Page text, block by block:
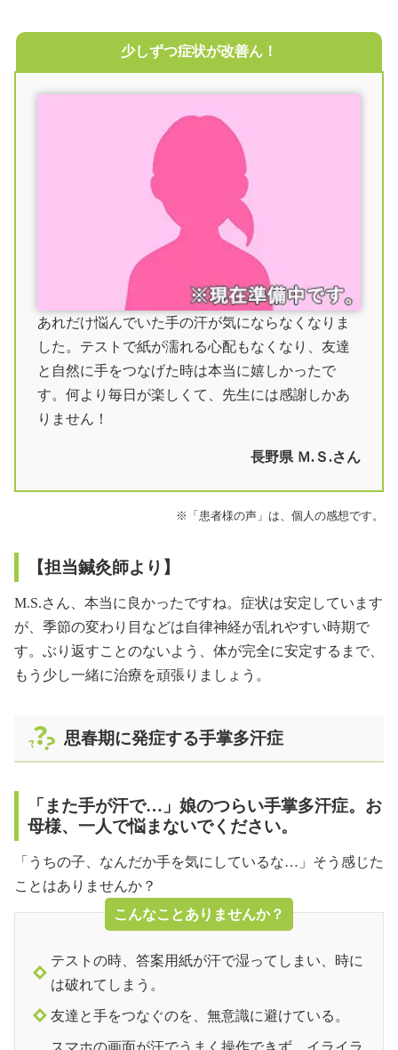
具体的な治療の流れと期間について
もう一度、あの笑顔を取り戻すために
手掌多汗症と鍼治療に関する よくあるご質問
北海道・東北からのルート案内
関東からのルート案内
北陸方面からのルート案内
関西方面からのルート案内
九州方面からのルート案内
宿泊して治療を受けられる方へ
著者情報
少しずつ症状が改善ん！
あれだけ悩んでいた手の汗が気にならなくなりま
した。テストで紙が濡れる心配もなくなり、友達
と自然に手をつなげた時は本当に嬉しかったで
す。何より毎日が楽しくて、先生には感謝しかあ
りません！
長野県 Ｍ.Ｓ.さん
※「患者様の声」は、個人の感想です。
【担当鍼灸師より】
M.S.さん、本当に良かったですね。症状は安定しています
が、季節の変わり目などは自律神経が乱れやすい時期で
す。ぶり返すことのないよう、体が完全に安定するまで、
もう少し一緒に治療を頑張りましょう。
思春期に発症する手掌多汗症
「また手が汗で…」娘のつらい手掌多汗症。お
母様、一人で悩まないでください。
「うちの子、なんだか手を気にしているな…」そう感じた
ことはありませんか？
こんなことありませんか？
テストの時、答案用紙が汗で湿ってしまい、時に
は破れてしまう。
友達と手をつなぐのを、無意識に避けている。
スマホの画面が汗でうまく操作できず、イライラ